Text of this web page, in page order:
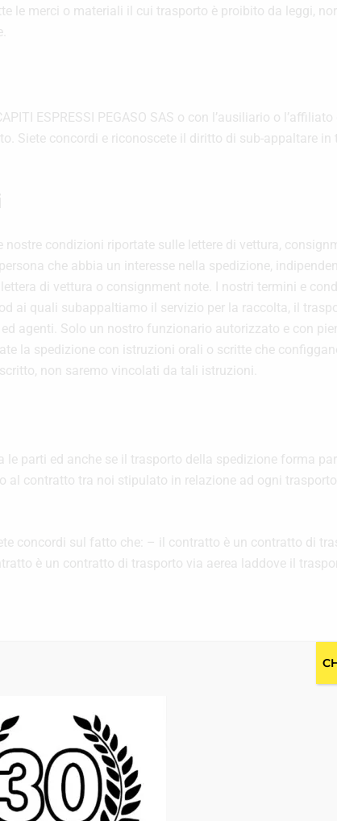
le merci o materiali il cui trasporto è proibito da leggi,
ESPRESSI PEGASO SAS o con l’ausiliario o l’affiliato
Siete concordi e riconoscete il diritto di sub-appaltare in
condizioni riportate sulle lettere di vettura,
che abbia un interesse nella spedizione,
di vettura o consignment note. I nostri termini e
ai quali subappaltiamo il servizio per la raccolta, il
agenti. Solo un nostro funzionario autorizzato e con
la spedizione con istruzioni orali o scritte che
non saremo vincolati da tali istruzioni.
parti ed anche se il trasporto della spedizione forma
contratto tra noi stipulato in relazione ad ogni
concordi sul fatto che: – il contratto è un contratto di
è un contratto di trasporto via aerea laddove il
non effettuiamo trasporto di merci che a nostra
istruzioni tecniche dell’International Civil Aviation
(IATA), nel codice dell’International Maritime
pericolosa su strada (ADR), o in ogni altra